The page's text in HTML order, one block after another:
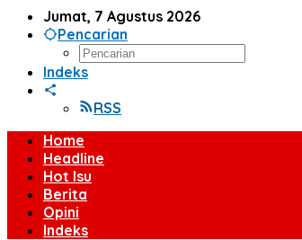
Jumat, 7 Agustus 2026
Pencarian
Indeks
RSS
Home
Headline
Hot Isu
Berita
Opini
Indeks